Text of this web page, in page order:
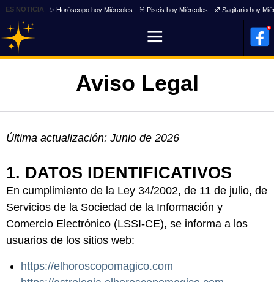
ES NOTICIA ✨ Horóscopo hoy Miércoles ♓ Piscis hoy Miércoles ♐ Sagitario hoy
Aviso Legal
Última actualización: Junio de 2026
1. DATOS IDENTIFICATIVOS
En cumplimiento de la Ley 34/2002, de 11 de julio, de
Servicios de la Sociedad de la Información y
Comercio Electrónico (LSSI-CE), se informa a los
usuarios de los sitios web:
https://elhoroscopomagico.com